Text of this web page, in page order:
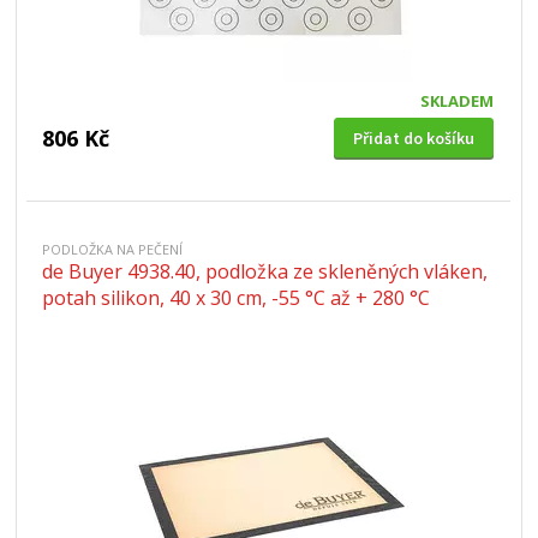
SKLADEM
806 Kč Přidat do košíku
PODLOŽKA NA PEČENÍ
de Buyer 4938.40, podložka ze skleněných vláken,
potah silikon, 40 x 30 cm, -55 °C až + 280 °C